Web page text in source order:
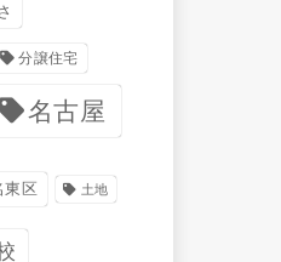
分譲住宅
名古屋
東区 土地